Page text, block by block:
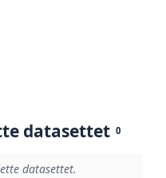
datasettet 0
datasettet.